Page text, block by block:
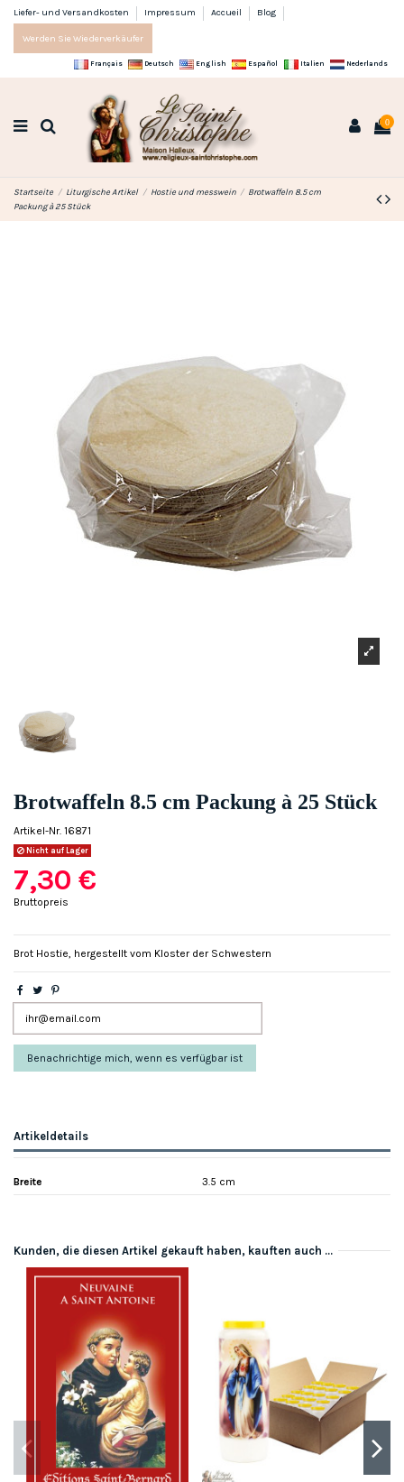
Liefer- und Versandkosten Impressum Accueil Blog
Werden Sie Wiederverkäufer
Français Deutsch English Español Italien Nederlands
0
Startseite Liturgische Artikel Hostie und messwein
Brotwaffeln 8.5 cm
Packung à 25 Stück
Brotwaffeln 8.5 cm Packung à 25 Stück
Artikel-Nr. 16871
Nicht auf Lager
7,30 €
Bruttopreis
Brot Hostie, hergestellt vom Kloster der Schwestern
Artikeldetails
Breite 3.5 cm
Kunden, die diesen Artikel gekauft haben, kauften auch ...